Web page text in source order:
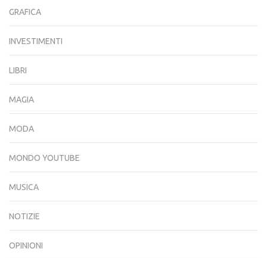
GRAFICA
INVESTIMENTI
LIBRI
MAGIA
MODA
MONDO YOUTUBE
MUSICA
NOTIZIE
OPINIONI